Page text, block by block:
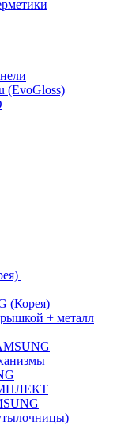
(EvoGloss)
(Корея)
+ металл